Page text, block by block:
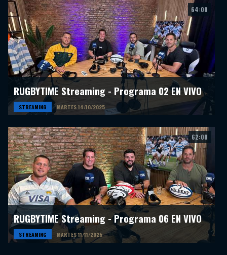
64:00
RUGBYTIME Streaming - Programa 02 EN VIVO
STREAMING MARTES 14/10/2025
62:00
RUGBYTIME Streaming - Programa 06 EN VIVO
STREAMING MARTES 11/11/2025